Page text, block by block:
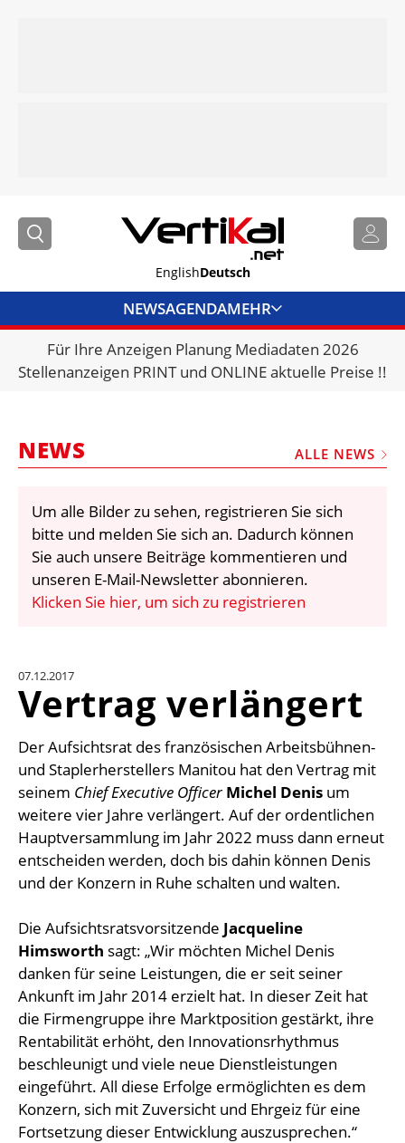
EnglishDeutsch
NEWSAGENDAMEHR
BRANCHENLINKS
VERMIETER
VIDEOS
BIBLIOTHEK
KRAN & BÜHNE
EINHEITENKONVERTER
KONTAKT
Für Ihre Anzeigen Planung Mediadaten 2026
Stellenanzeigen PRINT und ONLINE aktuelle Preise !!
NEWS ALLE NEWS
Um alle Bilder zu sehen, registrieren Sie sich
bitte und melden Sie sich an. Dadurch können
Sie auch unsere Beiträge kommentieren und
unseren E-Mail-Newsletter abonnieren.
Klicken Sie hier, um sich zu registrieren
07.12.2017
Vertrag verlängert
Der Aufsichtsrat des französischen Arbeitsbühnen-
und Staplerherstellers Manitou hat den Vertrag mit
seinem Chief Executive Officer Michel Denis um
weitere vier Jahre verlängert. Auf der ordentlichen
Hauptversammlung im Jahr 2022 muss dann erneut
entscheiden werden, doch bis dahin können Denis
und der Konzern in Ruhe schalten und walten.
Die Aufsichtsratsvorsitzende Jacqueline
Himsworth sagt: „Wir möchten Michel Denis
danken für seine Leistungen, die er seit seiner
Ankunft im Jahr 2014 erzielt hat. In dieser Zeit hat
die Firmengruppe ihre Marktposition gestärkt, ihre
Rentabilität erhöht, den Innovationsrhythmus
beschleunigt und viele neue Dienstleistungen
eingeführt. All diese Erfolge ermöglichten es dem
Konzern, sich mit Zuversicht und Ehrgeiz für eine
Fortsetzung dieser Entwicklung auszusprechen.“